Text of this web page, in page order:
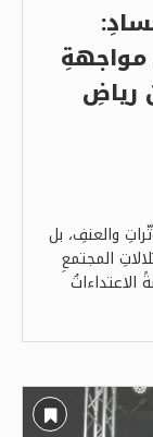
مواجهةِ
رياضِ
والعنفِ، بل
المجتمعِ